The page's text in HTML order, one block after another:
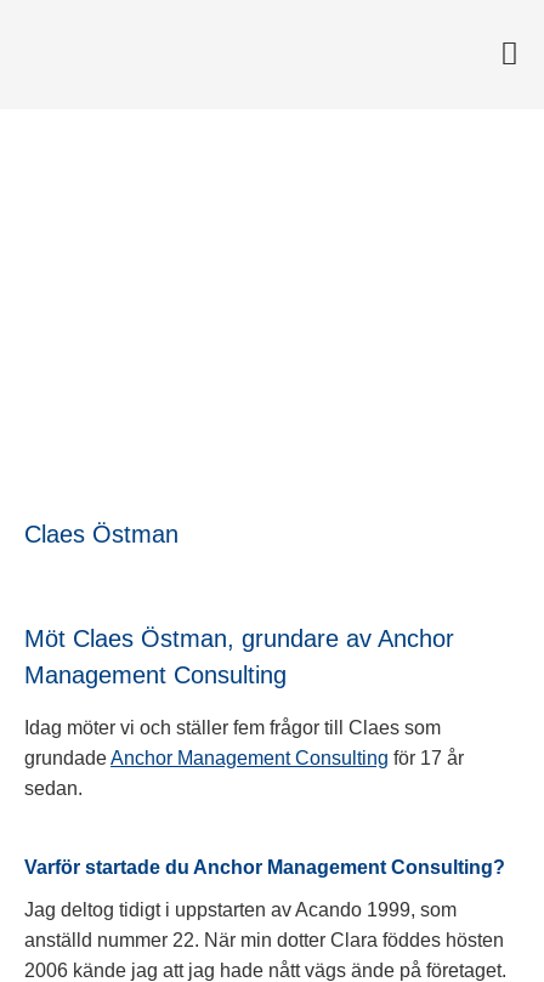
Claes Östman
Möt Claes Östman, grundare av Anchor
Management Consulting
Idag möter vi och ställer fem frågor till Claes som
grundadeAnchor Management Consulting för 17 år
sedan.
Varför startade du Anchor Management Consulting?
Jag deltog tidigt i uppstarten av Acando 1999, som
anställd nummer 22. När min dotter Clara föddes hösten
2006 kände jag att jag hade nått vägs ände på företaget.